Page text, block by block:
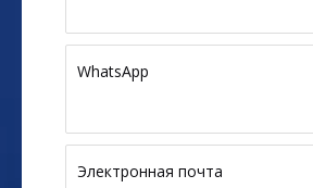
WhatsApp
Электронная почта